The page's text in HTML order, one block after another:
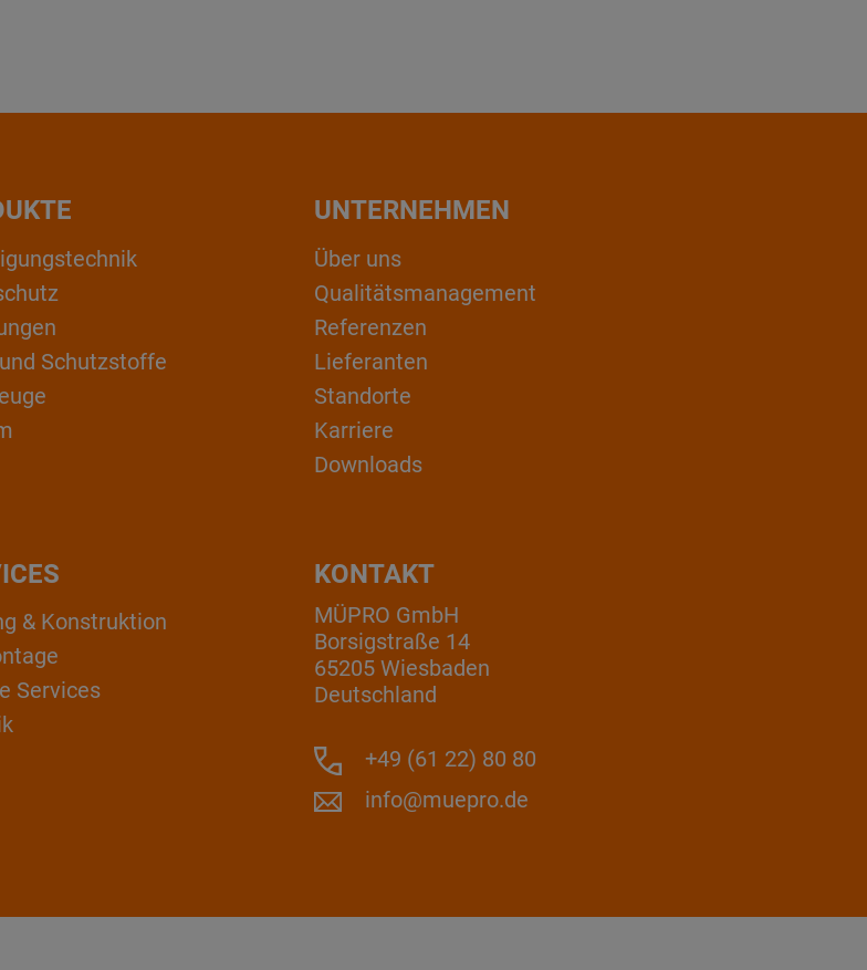
Schutzstoffe
UNTERNEHMEN
Über uns
Qualitätsmanagement
Referenzen
Lieferanten
Standorte
Karriere
Downloads
KONTAKT
MÜPRO GmbH
Borsigstraße 14
65205 Wiesbaden
Deutschland
+49 (61 22) 80 80
info@muepro.de
& Konstruktion
Services